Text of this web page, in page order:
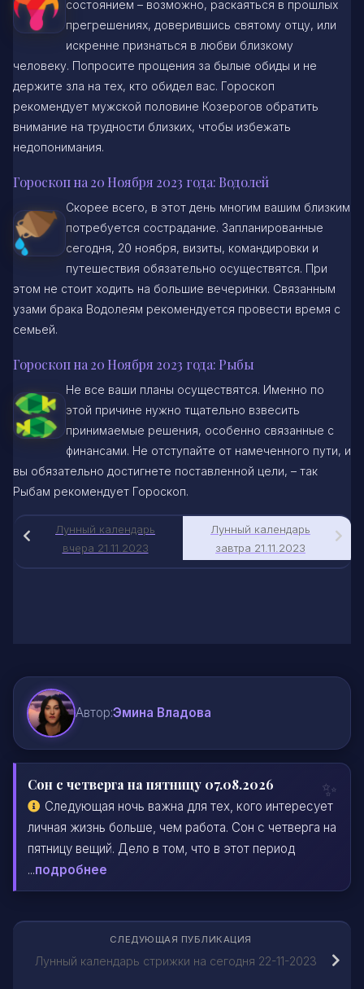
состоянием – возможно, раскаяться в прошлых
прегрешениях, доверившись святому отцу, или
искренне признаться в любви близкому
человеку. Попросите прощения за былые обиды и не
держите зла на тех, кто обидел вас. Гороскоп
рекомендует мужской половине Козерогов обратить
внимание на трудности близких, чтобы избежать
недопонимания.
Гороскоп на 20 Ноября 2023 года: Водолей
Скорее всего, в этот день многим вашим близким
потребуется сострадание. Запланированные
сегодня, 20 ноября, визиты, командировки и
путешествия обязательно осуществятся. При
этом не стоит ходить на большие вечеринки. Связанным
узами брака Водолеям рекомендуется провести время с
семьей.
Гороскоп на 20 Ноября 2023 года: Рыбы
Не все ваши планы осуществятся. Именно по
этой причине нужно тщательно взвесить
принимаемые решения, особенно связанные с
финансами. Не отступайте от намеченного пути, и
вы обязательно достигнете поставленной цели, – так
Рыбам рекомендует Гороскоп.
Лунный календарь
завтра 21.11.2023
Лунный календарь
вчера 21.11.2023
Автор:Эмина Владова
Сон с четверга на пятницу 07.08.2026
Следующая ночь важна для тех, кого интересует
личная жизнь больше, чем работа. Сон с четверга на
пятницу вещий. Дело в том, что в этот период
...подробнее
СЛЕДУЮЩАЯ ПУБЛИКАЦИЯ
Лунный календарь стрижки на сегодня 22-11-2023